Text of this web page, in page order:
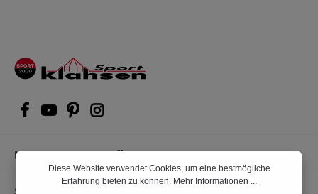
Kompetente Kaufberatung
Diese Website verwendet Cookies, um eine bestmögliche
Erfahrung bieten zu können. Mehr Informationen ...